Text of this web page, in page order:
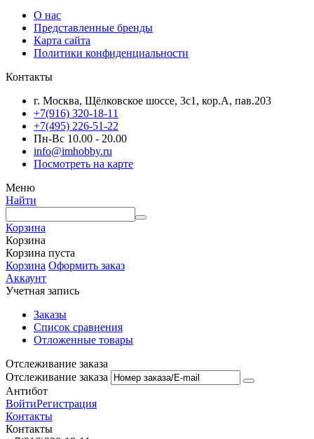
О нас
Представленные бренды
Карта сайта
Политики конфиденциальности
Контакты
г. Москва, Щёлковское шоссе, 3с1, кор.А, пав.203
+7(916) 320-18-11
+7(495) 226-51-22
Пн-Вс 10.00 - 20.00
info@imhobby.ru
Посмотреть на карте
Меню
Найти
Корзина
Корзина
Корзина пуста
Корзина Оформить заказ
Аккаунт
Учетная запись
Заказы
Список сравнения
Отложенные товары
Отслеживание заказа
Отслеживание заказа
Антибот
ВойтиРегистрация
Контакты
Контакты